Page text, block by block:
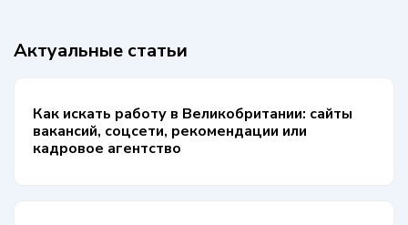
Актуальные статьи
Как искать работу в Великобритании: сайты
вакансий, соцсети, рекомендации или
кадровое агентство